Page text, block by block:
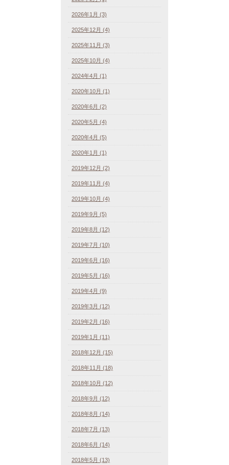
2026年1月 (3)
2025年12月 (4)
2025年11月 (3)
2025年10月 (4)
2024年4月 (1)
2020年10月 (1)
2020年6月 (2)
2020年5月 (4)
2020年4月 (5)
2020年1月 (1)
2019年12月 (2)
2019年11月 (4)
2019年10月 (4)
2019年9月 (5)
2019年8月 (12)
2019年7月 (10)
2019年6月 (16)
2019年5月 (16)
2019年4月 (9)
2019年3月 (12)
2019年2月 (16)
2019年1月 (11)
2018年12月 (15)
2018年11月 (18)
2018年10月 (12)
2018年9月 (12)
2018年8月 (14)
2018年7月 (13)
2018年6月 (14)
2018年5月 (13)